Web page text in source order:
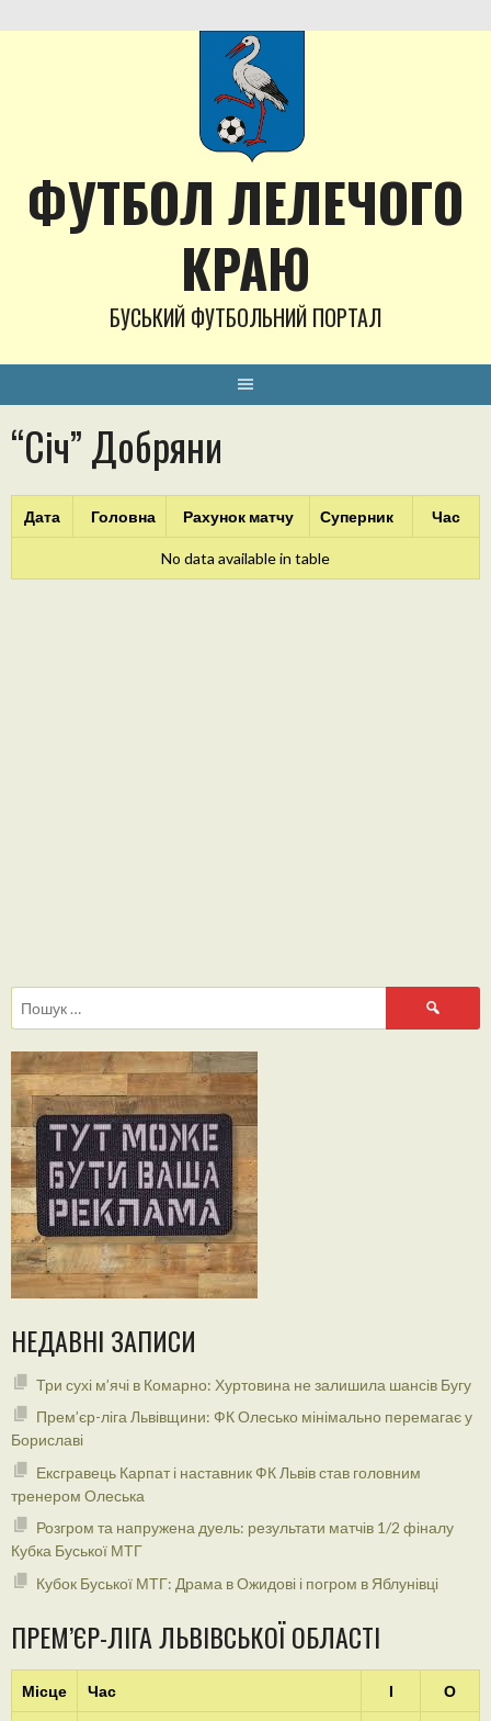
to
ФУТБОЛ ЛЕЛЕЧОГО
КРАЮ
БУСЬКИЙ ФУТБОЛЬНИЙ ПОРТАЛ
“Січ” Добряни
Дата Головна Рахунок матчу Суперник Час
No data available in table
Пошук:
НЕДАВНІ ЗАПИСИ
Три сухі м’ячі в Комарно: Хуртовина не залишила шансів Бугу
Прем’єр-ліга Львівщини: ФК Олесько мінімально перемагає у
Бориславі
Ексгравець Карпат і наставник ФК Львів став головним
тренером Олеська
Розгром та напружена дуель: результати матчів 1/2 фіналу
Кубка Буської МТГ
Кубок Буської МТГ: Драма в Ожидові і погром в Яблунівці
ПРЕМ’ЄР-ЛІГА ЛЬВІВСЬКОЇ ОБЛАСТІ
Місце Час І О